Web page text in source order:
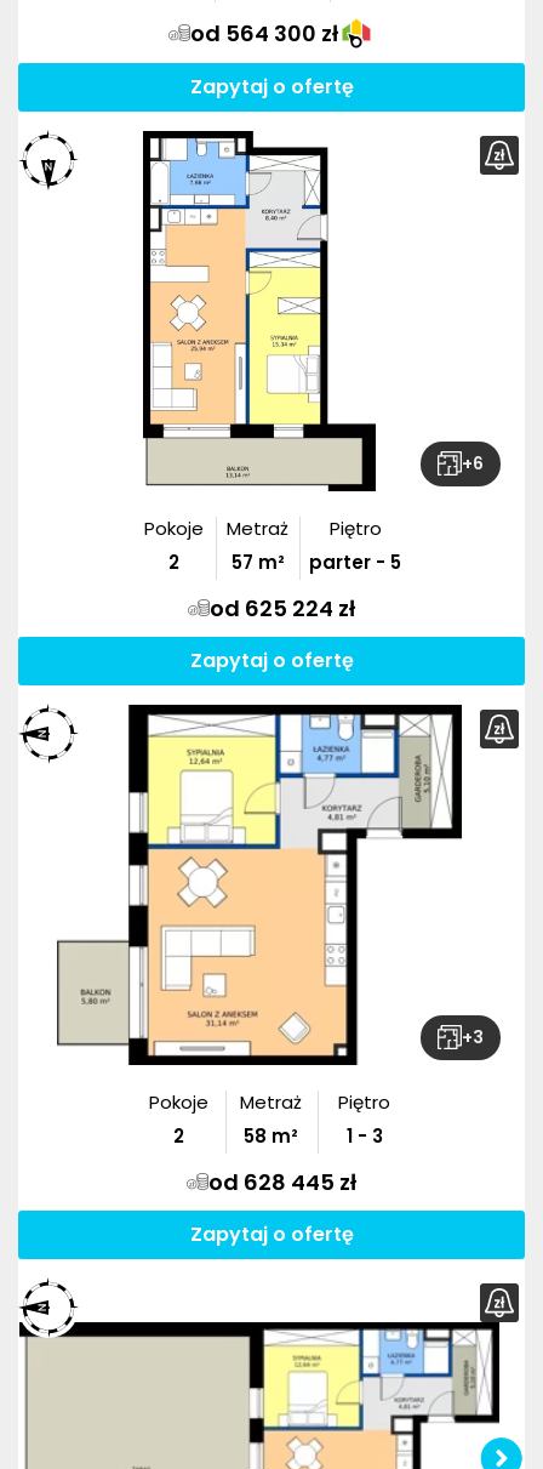
od 564 300 zł
Zapytaj o ofertę
+6
Pokoje
2
Metraż
57 m²
Piętro
parter - 5
od 625 224 zł
Zapytaj o ofertę
+3
Pokoje
2
Metraż
58 m²
Piętro
1 - 3
od 628 445 zł
Zapytaj o ofertę